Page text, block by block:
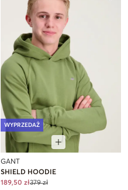
WYPRZEDAŻ
GANT
SHIELD HOODIE
189,50 zł379 zł